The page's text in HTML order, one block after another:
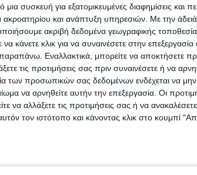
συσκευή για εξατομικευμένες διαφημίσεις και
ακροατηρίου και ανάπτυξη υπηρεσιών. Με την
ακριβή δεδομένα γεωγραφικής
κλικ για να συναινέσετε στην επεξεργασία
Εναλλακτικά, μπορείτε να αποκτήσετε
τις προτιμήσεις σας πριν συναινέσετε ή να
των προσωπικών σας δεδομένων ενδέχεται να μην
να αρνηθείτε αυτήν την επεξεργασία. Οι
να αλλάξετε τις προτιμήσεις σας ή να
τον ιστότοπο και κάνοντας κλικ στο κουμπί
των προφυλάξεων
προσωπικού του Νοσοκομείου.
στο Google News!
και ευρύτερα της Θεσσαλίας